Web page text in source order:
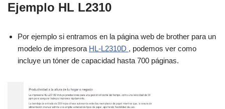
Ejemplo HL L2310
Por ejemplo si entramos en la página web de brother para un
modelo de impresora HL-L2310D , podemos ver como
incluye un tóner de capacidad hasta 700 páginas.